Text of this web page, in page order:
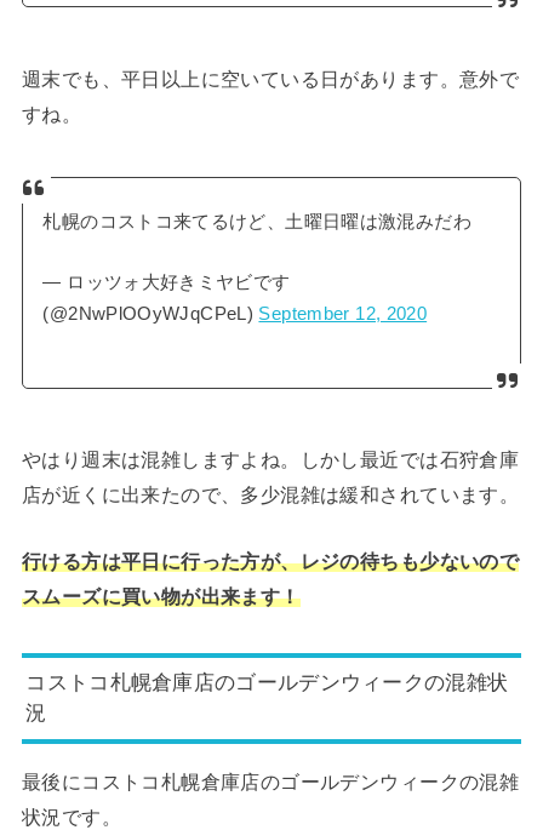
週末でも、平日以上に空いている日があります。意外で
すね。
札幌のコストコ来てるけど、土曜日曜は激混みだわ
— ロッツォ大好きミヤビです
(@2NwPlOOyWJqCPeL) September 12, 2020
やはり週末は混雑しますよね。しかし最近では石狩倉庫
店が近くに出来たので、多少混雑は緩和されています。
行ける方は平日に行った方が、レジの待ちも少ないので
スムーズに買い物が出来ます！
コストコ札幌倉庫店のゴールデンウィークの混雑状
況
最後にコストコ札幌倉庫店のゴールデンウィークの混雑
状況です。